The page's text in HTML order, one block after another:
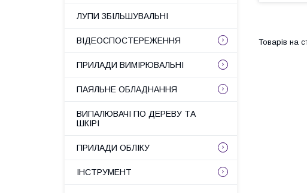
ЛУПИ ЗБІЛЬШУВАЛЬНІ
ВІДЕОСПОСТЕРЕЖЕННЯ
ПРИЛАДИ ВИМІРЮВАЛЬНІ
ПАЯЛЬНЕ ОБЛАДНАННЯ
ВИПАЛЮВАЧІ ПО ДЕРЕВУ ТА
ШКІРІ
ПРИЛАДИ ОБЛІКУ
ІНСТРУМЕНТ